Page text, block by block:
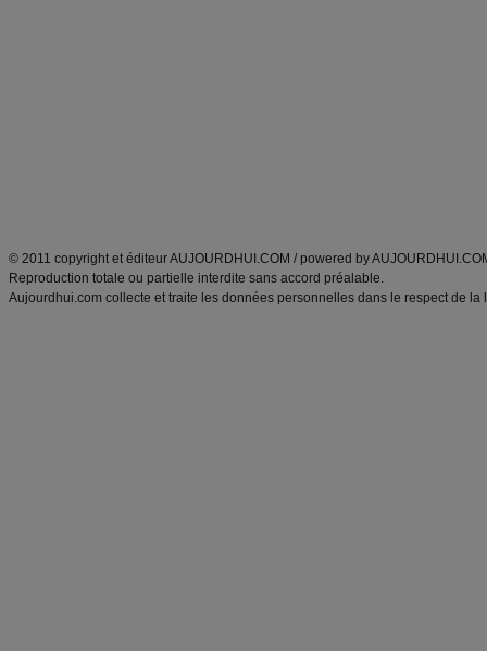
© 2011 copyright et éditeur AUJOURDHUI.COM / powered by
Reproduction totale ou partielle interdite sans accord préalable.
Aujourdhui.com collecte et traite les données personnelles dans le respect de